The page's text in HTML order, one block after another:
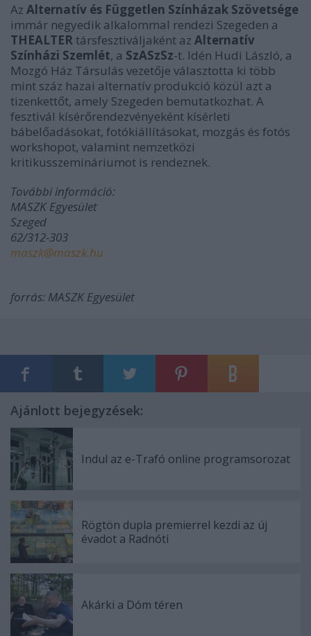
Az Alternatív és Független Színházak Szövetsége
immár negyedik alkalommal rendezi Szegeden a
THEALTER társfesztiváljaként az Alternatív
Színházi Szemlét, a SzASzSz-t. Idén Hudi László, a
Mozgó Ház Társulás vezetője választotta ki több
mint száz hazai alternatív produkció közül azt a
tizenkettőt, amely Szegeden bemutatkozhat. A
fesztivál kísérőrendezvényeként kísérleti
bábelőadásokat, fotókiállításokat, mozgás és fotós
workshopot, valamint nemzetközi
kritikusszemináriumot is rendeznek.
További információ:
MASZK Egyesület
Szeged
62/312-303
maszk@maszk.hu
forrás: MASZK Egyesület
Ajánlott bejegyzések:
Indul az e-Trafó online programsorozat
Rögtön dupla premierrel kezdi az új
évadot a Radnóti
Akárki a Dóm téren